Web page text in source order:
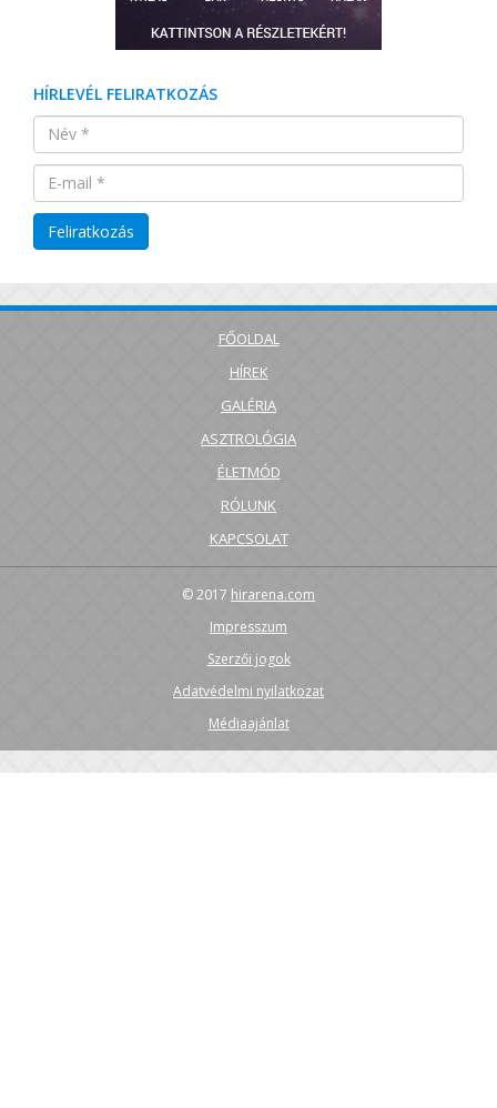
HÍRLEVÉL FELIRATKOZÁS
FŐOLDAL
HÍREK
GALÉRIA
ASZTROLÓGIA
ÉLETMÓD
RÓLUNK
KAPCSOLAT
© 2017 hirarena.com
Impresszum
Szerzői jogok
Adatvédelmi nyilatkozat
Médiaajánlat